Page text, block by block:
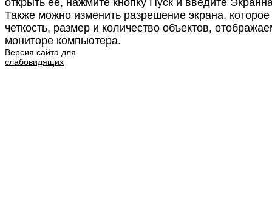
открыть ее, нажмите кнопку Пуск и введите
Также можно изменить разрешение экрана,
четкость, размер и количество объектов,
мониторе компьютера.
Версия сайта для
слабовидящих